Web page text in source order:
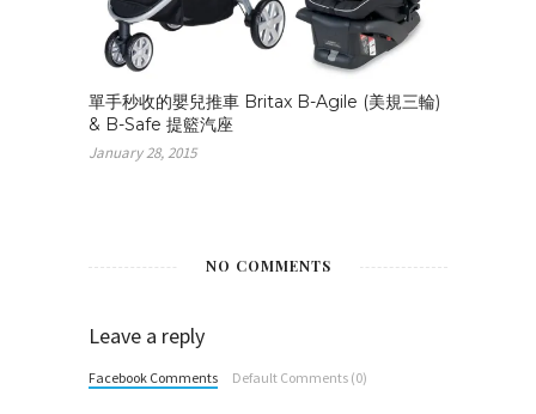
單手秒收的嬰兒推車 Britax B-Agile (美規三輪)
& B-Safe 提籃汽座
January 28, 2015
NO COMMENTS
Leave a reply
Facebook Comments Default Comments (0)